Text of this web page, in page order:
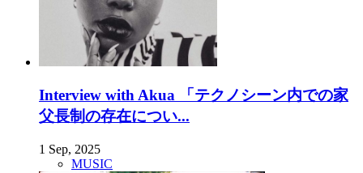
Interview with Akua 「テクノシーン内での家
父長制の存在につい...
1 Sep, 2025
MUSIC